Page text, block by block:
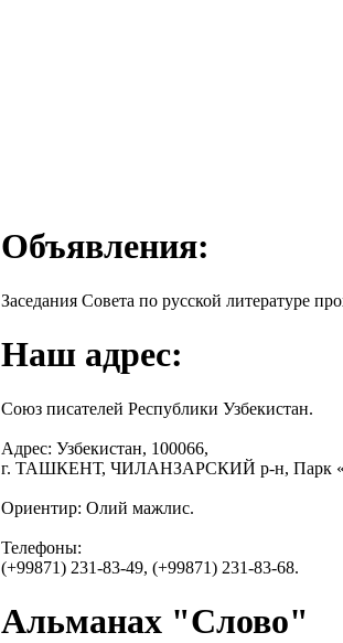
Объявления:
Заседания Совета по русской литературе
Наш адрес:
Союз писателей Республики Узбекистан.
Адрес: Узбекистан, 100066,
г. ТАШКЕНТ, ЧИЛАНЗАРСКИЙ р-н, Парк
Ориентир: Олий мажлис.
Телефоны:
(+99871) 231-83-49, (+99871) 231-83-68.
Альманах "Слово"